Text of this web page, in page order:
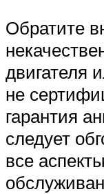
Обратите
двигателя
не
гарантия
следует
все